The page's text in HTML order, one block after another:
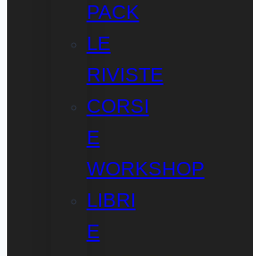
PACK
LE
RIVISTE
CORSI
E
WORKSHOP
LIBRI
E